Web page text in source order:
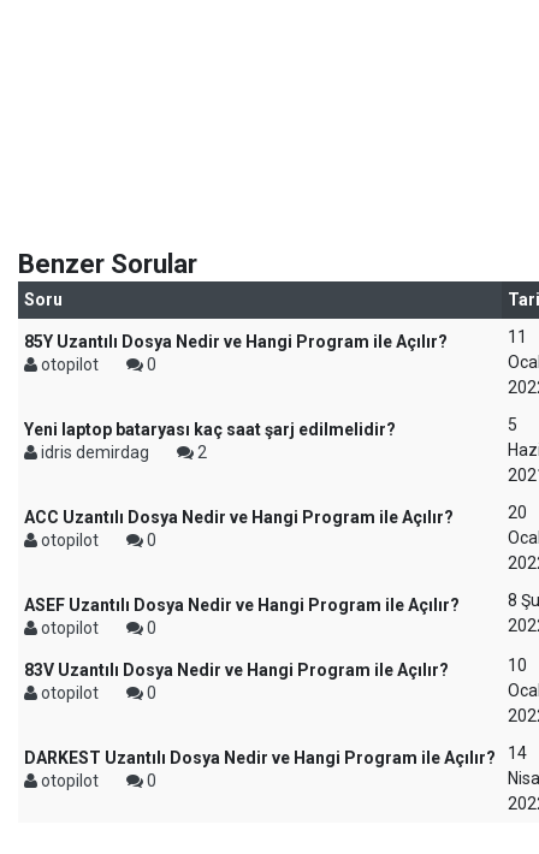
Benzer Sorular
Soru
85Y Uzantılı Dosya Nedir ve Hangi Program ile Açılır?
otopilot
0
11
Yeni laptop bataryası kaç saat şarj edilmelidir?
idris demirdag
2
5
ACC Uzantılı Dosya Nedir ve Hangi Program ile Açılır?
otopilot
0
20
ASEF Uzantılı Dosya Nedir ve Hangi Program ile Açılır?
otopilot
0
8
83V Uzantılı Dosya Nedir ve Hangi Program ile Açılır?
otopilot
0
10
DARKEST Uzantılı Dosya Nedir ve Hangi Program ile Açılır?
otopilot
0
14